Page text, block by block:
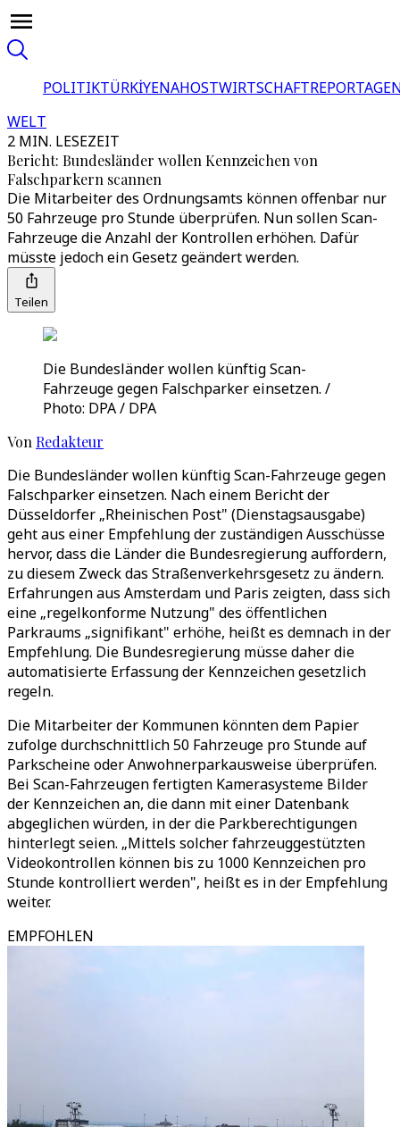
POLITIKTÜRKİYENAHOSTWIRTSCHAFT
WELT
2 MIN. LESEZEIT
Bericht: Bundesländer wollen Kennzeichen von
Falschparkern scannen
Die Mitarbeiter des Ordnungsamts können offenbar nur
50 Fahrzeuge pro Stunde überprüfen. Nun sollen Scan-
Fahrzeuge die Anzahl der Kontrollen erhöhen. Dafür
müsste jedoch ein Gesetz geändert werden.
Teilen
Die Bundesländer wollen künftig Scan-
Fahrzeuge gegen Falschparker einsetzen. /
Photo: DPA / DPA
Von Redakteur
Die Bundesländer wollen künftig Scan-Fahrzeuge gegen
Falschparker einsetzen. Nach einem Bericht der
Düsseldorfer „Rheinischen Post" (Dienstagsausgabe)
geht aus einer Empfehlung der zuständigen Ausschüsse
hervor, dass die Länder die Bundesregierung auffordern,
zu diesem Zweck das Straßenverkehrsgesetz zu ändern.
Erfahrungen aus Amsterdam und Paris zeigten, dass sich
eine „regelkonforme Nutzung" des öffentlichen
Parkraums „signifikant" erhöhe, heißt es demnach in der
Empfehlung. Die Bundesregierung müsse daher die
automatisierte Erfassung der Kennzeichen gesetzlich
regeln.
Die Mitarbeiter der Kommunen könnten dem Papier
zufolge durchschnittlich 50 Fahrzeuge pro Stunde auf
Parkscheine oder Anwohnerparkausweise überprüfen.
Bei Scan-Fahrzeugen fertigten Kamerasysteme Bilder
der Kennzeichen an, die dann mit einer Datenbank
abgeglichen würden, in der die Parkberechtigungen
hinterlegt seien. „Mittels solcher fahrzeuggestützten
Videokontrollen können bis zu 1000 Kennzeichen pro
Stunde kontrolliert werden", heißt es in der Empfehlung
weiter.
EMPFOHLEN